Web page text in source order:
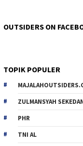
OUTSIDERS ON
TOPIK POPULER
ZULMANSYAH
PHR
TNI AL